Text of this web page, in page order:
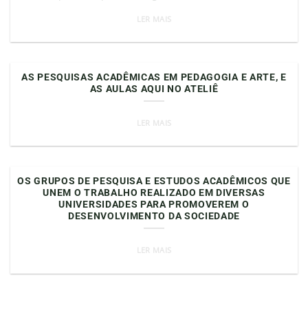
LER MAIS
AS PESQUISAS ACADÊMICAS EM PEDAGOGIA E ARTE, E
AS AULAS AQUI NO ATELIÊ
LER MAIS
OS GRUPOS DE PESQUISA E ESTUDOS ACADÊMICOS QUE
UNEM O TRABALHO REALIZADO EM DIVERSAS
UNIVERSIDADES PARA PROMOVEREM O
DESENVOLVIMENTO DA SOCIEDADE
LER MAIS